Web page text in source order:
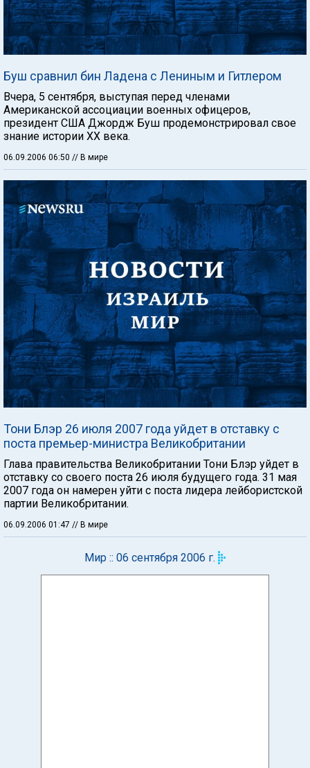
Буш сравнил бин Ладена с Лениным и Гитлером
Вчера, 5 сентября, выступая перед членами
Американской ассоциации военных офицеров,
президент США Джордж Буш продемонстрировал свое
знание истории XX века.
06.09.2006 06:50 // В мире
Тони Блэр 26 июля 2007 года уйдет в отставку с
поста премьер-министра Великобритании
Глава правительства Великобритании Тони Блэр уйдет в
отставку со своего поста 26 июля будущего года. 31 мая
2007 года он намерен уйти с поста лидера лейбористской
партии Великобритании.
06.09.2006 01:47 // В мире
Мир :: 06 сентября 2006 г.